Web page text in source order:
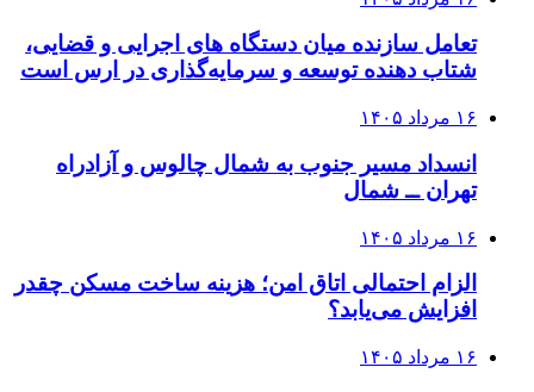
تعامل سازنده میان دستگاه‌ های اجرایی و قضایی،
شتاب‌ دهنده توسعه و سرمایه‌گذاری در ارس است
۱۶ مرداد ۱۴۰۵
انسداد مسیر جنوب به شمال چالوس و آزادراه
تهران ــ شمال
۱۶ مرداد ۱۴۰۵
الزام احتمالی اتاق امن؛ هزینه ساخت مسکن چقدر
افزایش می‌یابد؟
۱۶ مرداد ۱۴۰۵